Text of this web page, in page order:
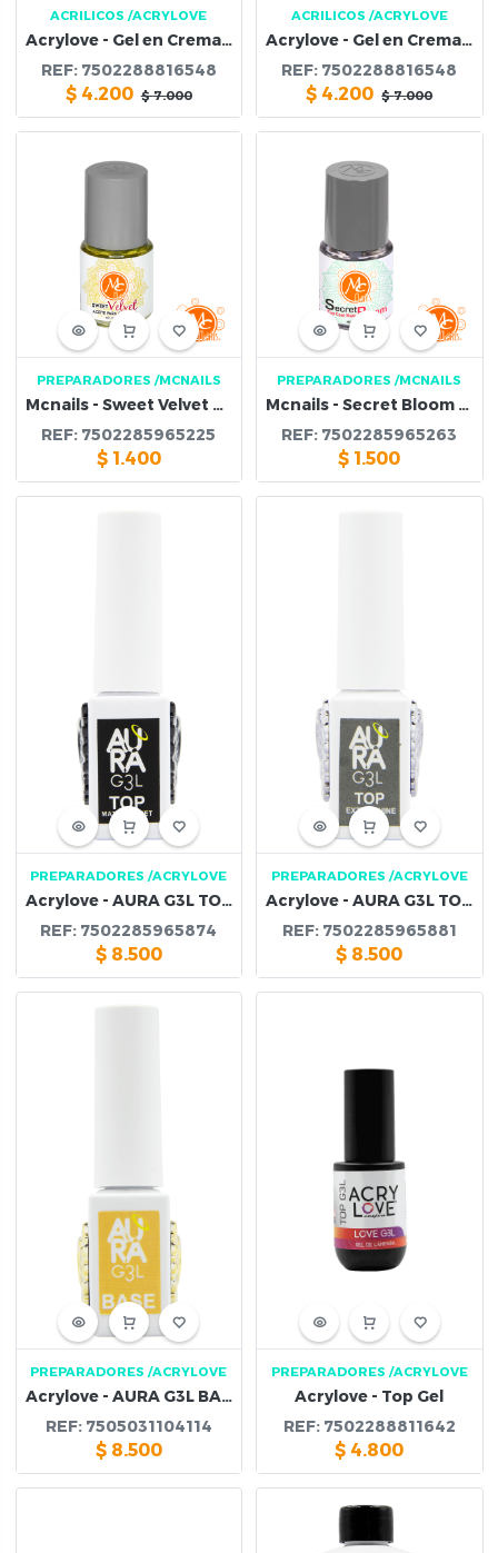
ACRILICOS /ACRYLOVE
Acrylove - Gel en Crema Solida #2
REF: 7502288816548
$ 4.200 $7.000
ACRILICOS /ACRYLOVE
Acrylove - Gel en Crema Solida #1
REF: 7502288816548
$ 4.200 $7.000
PREPARADORES /MCNAILS
Mcnails - Sweet Velvet Aceite Para Cuticula
REF: 7502285965225
$ 1.400
PREPARADORES /MCNAILS
Mcnails - Secret Bloom Top Coat Matte
REF: 7502285965263
$ 1.500
PREPARADORES /ACRYLOVE
Acrylove - AURA G3L TOP MATE VELVET
REF: 7502285965874
$ 8.500
PREPARADORES /ACRYLOVE
Acrylove - AURA G3L TOP EXTRA SHINE
REF: 7502285965881
$ 8.500
PREPARADORES /ACRYLOVE
Acrylove - AURA G3L BASE 15ml
REF: 7505031104114
$ 8.500
PREPARADORES /ACRYLOVE
Acrylove - Top Gel
REF: 7502288811642
$ 4.800